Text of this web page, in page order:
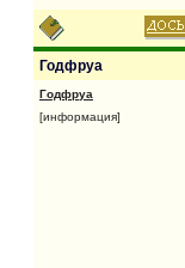
Годфруа
Годфруа
[информация]